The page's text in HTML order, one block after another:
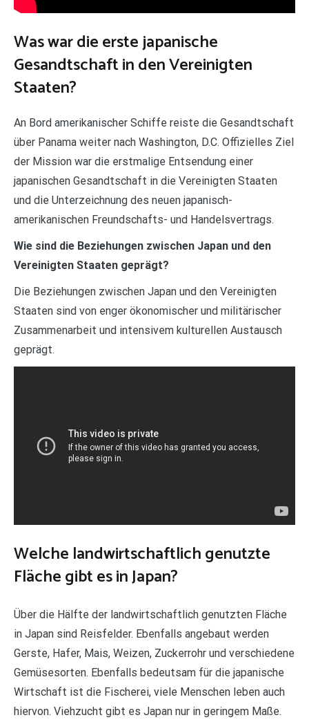
Was war die erste japanische
Gesandtschaft in den Vereinigten
Staaten?
An Bord amerikanischer Schiffe reiste die Gesandtschaft
über Panama weiter nach Washington, D.C. Offizielles Ziel
der Mission war die erstmalige Entsendung einer
japanischen Gesandtschaft in die Vereinigten Staaten
und die Unterzeichnung des neuen japanisch-
amerikanischen Freundschafts- und Handelsvertrags.
Wie sind die Beziehungen zwischen Japan und den
Vereinigten Staaten geprägt?
Die Beziehungen zwischen Japan und den Vereinigten
Staaten sind von enger ökonomischer und militärischer
Zusammenarbeit und intensivem kulturellen Austausch
geprägt.
Welche landwirtschaftlich genutzte
Fläche gibt es in Japan?
Über die Hälfte der landwirtschaftlich genutzten Fläche
in Japan sind Reisfelder. Ebenfalls angebaut werden
Gerste, Hafer, Mais, Weizen, Zuckerrohr und verschiedene
Gemüsesorten. Ebenfalls bedeutsam für die japanische
Wirtschaft ist die Fischerei, viele Menschen leben auch
hiervon. Viehzucht gibt es Japan nur in geringem Maße.